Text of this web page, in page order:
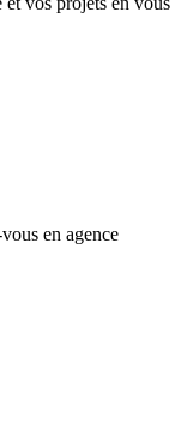
en agence